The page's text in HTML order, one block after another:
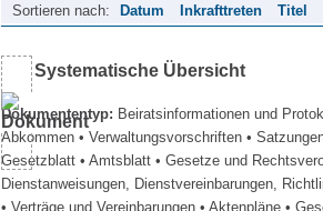
Sortieren nach: Datum Inkrafttreten Titel
Systematische Übersicht
Dokumententyp: Beiratsinformationen und
Abkommen • Verwaltungsvorschriften •
Gesetzblatt • Amtsblatt • Gesetze und
Dienstanweisungen, Dienstvereinbarungen,
• Verträge und Vereinbarungen • Aktenpläne •